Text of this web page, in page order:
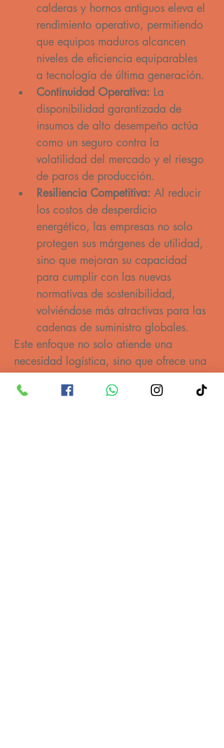
calderas y hornos antiguos eleva el
rendimiento operativo, permitiendo
que equipos maduros alcancen
niveles de eficiencia equiparables
a tecnología de última generación.
Continuidad Operativa: La
disponibilidad garantizada de
insumos de alto desempeño actúa
como un seguro contra la
volatilidad del mercado y el riesgo
de paros de producción.
Resiliencia Competitiva: Al reducir
los costos de desperdicio
energético, las empresas no solo
protegen sus márgenes de utilidad,
sino que mejoran su capacidad
para cumplir con las nuevas
normativas de sostenibilidad,
volviéndose más atractivas para las
cadenas de suministro globales.
Este enfoque no solo atiende una
necesidad logística, sino que ofrece una
pasivo operativo —equipamiento